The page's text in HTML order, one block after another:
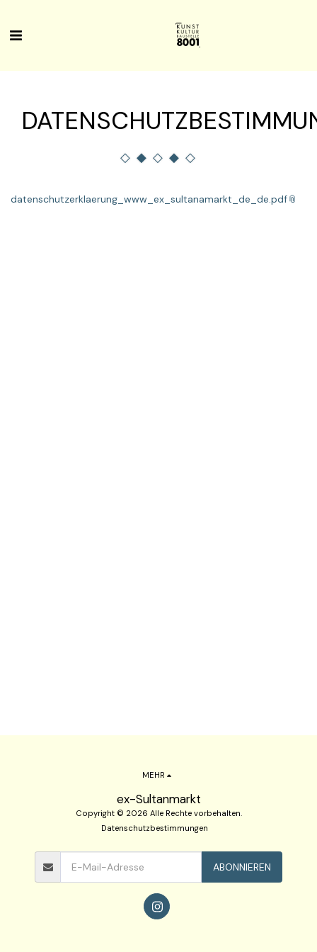
datenschutzerklaerung_www_ex_sultanamarkt_de_de.pdf
ex-Sultanmarkt
Copyright © 2026 Alle Rechte vorbehalten.
Datenschutzbestimmungen
MEHR
ABONNIEREN